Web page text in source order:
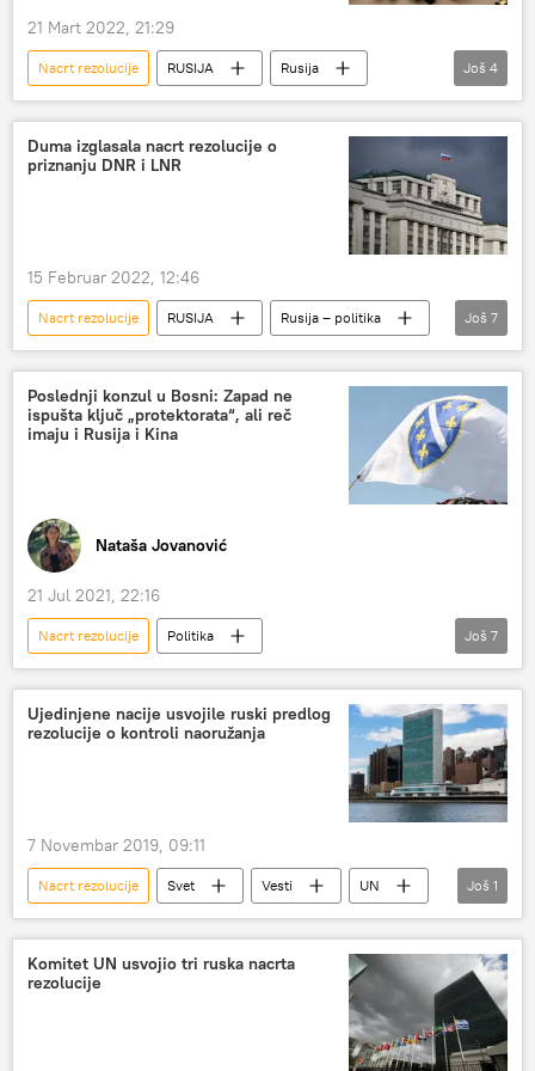
21 Mart 2022, 21:29
Nacrt rezolucije RUSIJA
Rusija
Dmitrij Poljanski
Ukrajina
Specijalna operacija u Ukrajini
Savet bezbednosti UN
Još 4
Duma izglasala nacrt rezolucije o
priznanju DNR i LNR
15 Februar 2022, 12:46
Nacrt rezolucije RUSIJA
Rusija – politika
Rusija
Politika
Državna duma Rusije
LNR
priznanje
Vladimir Putin
DNR
Još 7
Poslednji konzul u Bosni: Zapad ne
ispušta ključ „protektorata“, ali reč
imaju i Rusija i Kina
Nataša Jovanović
21 Jul 2021, 22:16
Nacrt rezolucije
Politika
Visoki predstavnik u BiH
protektorat
Analize i mišljenja
Nenad Kecmanović
Bosna i Hercegovina (BiH)
Još 7
Ujedinjene nacije usvojile ruski predlog
rezolucije o kontroli naoružanja
7 Novembar 2019, 09:11
Nacrt rezolucije Svet Vesti
UN
kontrola naoružanja
Još 1
Komitet UN usvojio tri ruska nacrta
rezolucije